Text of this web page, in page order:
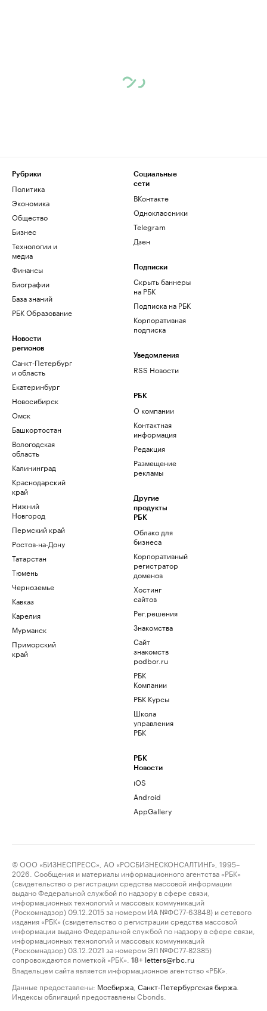
Рубрики
Политика
Экономика
Общество
Бизнес
Технологии и
медиа
Финансы
Биографии
База знаний
РБК Образование
Новости
регионов
Санкт-Петербург
и область
Екатеринбург
Новосибирск
Омск
Башкортостан
Вологодская
область
Калининград
Краснодарский
край
Нижний
Новгород
Пермский край
Ростов-на-Дону
Татарстан
Тюмень
Черноземье
Кавказ
Карелия
Мурманск
Приморский
край
Социальные
сети
ВКонтакте
Одноклассники
Telegram
Дзен
Подписки
Скрыть баннеры
на РБК
Подписка на РБК
Корпоративная
подписка
Уведомления
RSS Новости
РБК
О компании
Контактная
информация
Редакция
Размещение
рекламы
Другие
продукты
РБК
Облако для
бизнеса
Корпоративный
регистратор
доменов
Хостинг
сайтов
Рег.решения
Знакомства
Сайт
знакомств
podbor.ru
РБК
Компании
РБК Курсы
Школа
управления
РБК
РБК
Новости
iOS
Android
AppGallery
© ООО «БИЗНЕСПРЕСС», АО «РОСБИЗНЕСКОНСАЛТИНГ», 1995–
2026. Сообщения и материалы информационного агентства «РБК»
(свидетельство о регистрации средства массовой информации
выдано Федеральной службой по надзору в сфере связи,
информационных технологий и массовых коммуникаций
(Роскомнадзор) 09.12.2015 за номером ИА №ФС77-63848) и сетевого
издания «РБК» (свидетельство о регистрации средства массовой
информации выдано Федеральной службой по надзору в сфере связи,
информационных технологий и массовых коммуникаций
(Роскомнадзор) 03.12.2021 за номером ЭЛ №ФС77-82385)
сопровождаются пометкой «РБК».
18+ letters@rbc.ru
Владельцем сайта является информационное агентство «РБК».
Данные предоставлены: Мосбиржа Санкт-Петербургская биржа
Индексы облигаций предоставлены Cbonds.